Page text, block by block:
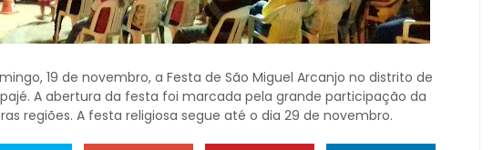
19 de novembro, a Festa de São Miguel Arcanjo no distrito de
A abertura da festa foi marcada pela grande participação da
regiões. A festa religiosa segue até o dia 29 de novembro.